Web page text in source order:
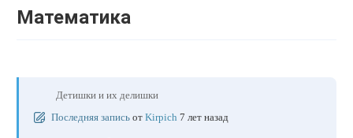
Математика
Детишки и их делишки
Последняя запись от Kirpich 7 лет назад